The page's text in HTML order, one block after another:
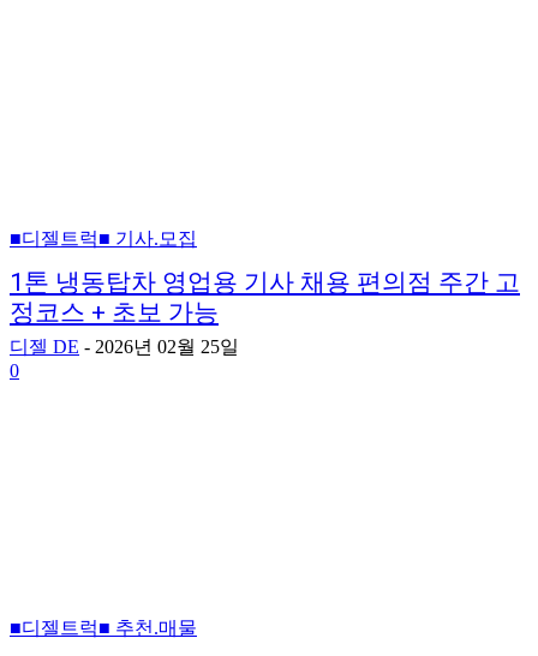
■디젤트럭■ 기사.모집
1톤 냉동탑차 영업용 기사 채용 편의점 주간 고
정코스 + 초보 가능
디젤 DE - 2026년 02월 25일
0
■디젤트럭■ 추천.매물